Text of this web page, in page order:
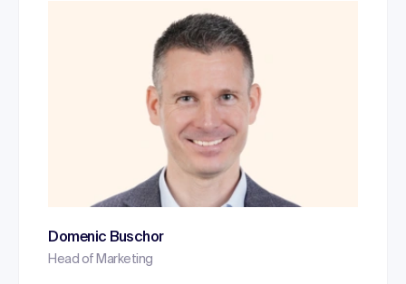
Domenic Buschor
Head of Marketing